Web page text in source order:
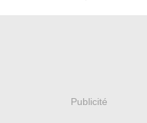
Publicité